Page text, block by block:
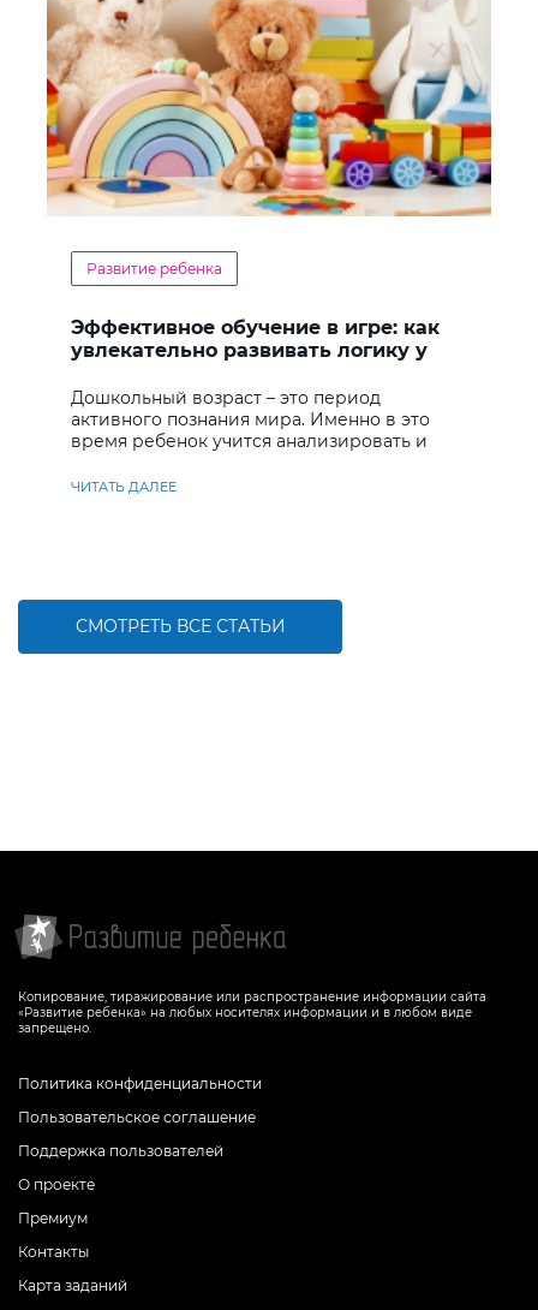
Развитие ребенка
Эффективное обучение в игре: как
увлекательно развивать логику у
Дошкольный возраст – это период
активного познания мира. Именно в это
время ребенок учится анализировать и
ЧИТАТЬ ДАЛЕЕ
СМОТРЕТЬ ВСЕ СТАТЬИ
Копирование, тиражирование или распространение информации сайта
«Развитие ребенка» на любых носителях информации и в любом виде
запрещено.
Политика конфиденциальности
Пользовательское соглашение
Поддержка пользователей
О проекте
Премиум
Контакты
Карта заданий